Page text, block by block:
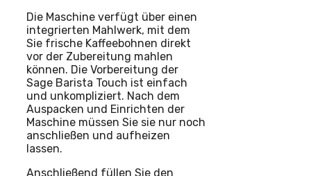
Die Maschine verfügt über einen
integrierten Mahlwerk, mit dem
Sie frische Kaffeebohnen direkt
vor der Zubereitung mahlen
können. Die Vorbereitung der
Sage Barista Touch ist einfach
und unkompliziert. Nach dem
Auspacken und Einrichten der
Maschine müssen Sie sie nur noch
anschließen und aufheizen
lassen.
Anschließend füllen Sie den